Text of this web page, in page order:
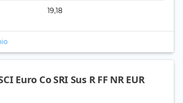
19,18
Euro Co SRI Sus R FF NR EUR